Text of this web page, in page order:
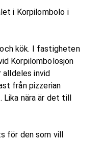
i Korpilombolo i
kök. I fastigheten
Korpilombolosjön
alldeles invid
från pizzerian
Lika nära är det till
för den som vill